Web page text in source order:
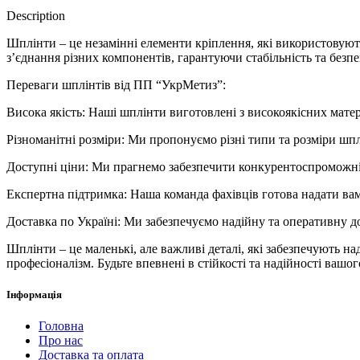
Description
Шплінти – це незамінні елементи кріплення, які
з’єднання різних компонентів, гарантуючи стабільність та
Переваги шплінтів від ПП “УкрМетиз”:
Висока якість: Наші шплінти виготовлені з високоякісних
Різноманітні розміри: Ми пропонуємо різні типи та розміри
Доступні ціни: Ми прагнемо забезпечити
Експертна підтримка: Наша команда фахівців готова надати
Доставка по Україні: Ми забезпечуємо надійну та оперативну
Шплінти – це маленькі, але важливі деталі, які забезпечують
професіоналізм. Будьте впевнені в стійкості та надійності
Інформація
Головна
Про нас
Доставка та оплата